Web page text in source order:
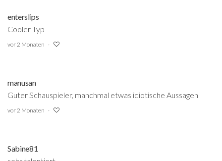
enterslips
Cooler Typ
vor 2 Monaten
manusan
Guter Schauspieler, manchmal etwas idiotische Aussagen
vor 2 Monaten
Sabine81